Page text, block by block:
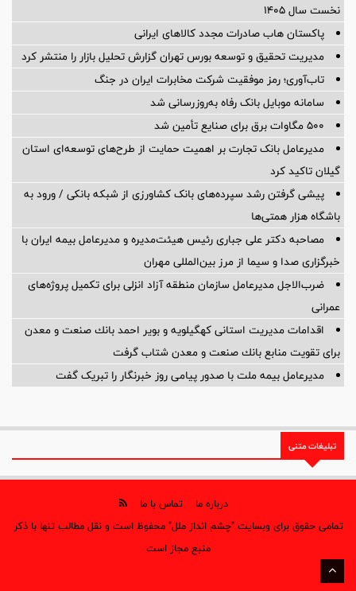
نخست سال ۱۴۰۵
پاکستان هاب صادرات مجدد کالاهای ایرانی
مدیریت تحقیق و توسعه‌ بورس تهران گزارش تحلیل بازار را منتشر کرد
تاب‌آوری؛ رمز موفقیت شرکت مخابرات ایران در جنگ
سامانه موبایل بانک رفاه به‌روزرسانی شد
۵۰۰ مگاوات برق برای صنایع تأمین شد
مدیرعامل بانک تجارت بر اهمیت حمایت از طرح‌های توسعه‌ای استان
گیلان تاکید کرد
پیشی گرفتن رشد سپرده‌های بانک کشاورزی از شبکه بانکی / ورود به
باشگاه هزار همتی‌ها
مصاحبه دکتر علی جباری رئیس هیئت‌مدیره و مدیرعامل بیمه ایران با
خبرگزاری صدا و سیما از مرز بین‌المللی مهران
ضرب‌الاجل مدیرعامل سازمان منطقه آزاد انزلی برای تكمیل پروژه‌های
عمرانی
اقدامات مدیریت استانی كهگیلویه و بویر احمد بانك صنعت و معدن
برای تقویت منابع بانك صنعت و معدن شتاب گرفت
مدیرعامل بیمه ملت با صدور پیامی روز خبرنگار را تبریک گفت
تبلیغات متنی
درباره ما
تماس با ما
تمامی حقوق برای وبسایت "چشم انداز ملل" محفوظ است و نقل مطالب تنها با ذکر
منبع مجاز است